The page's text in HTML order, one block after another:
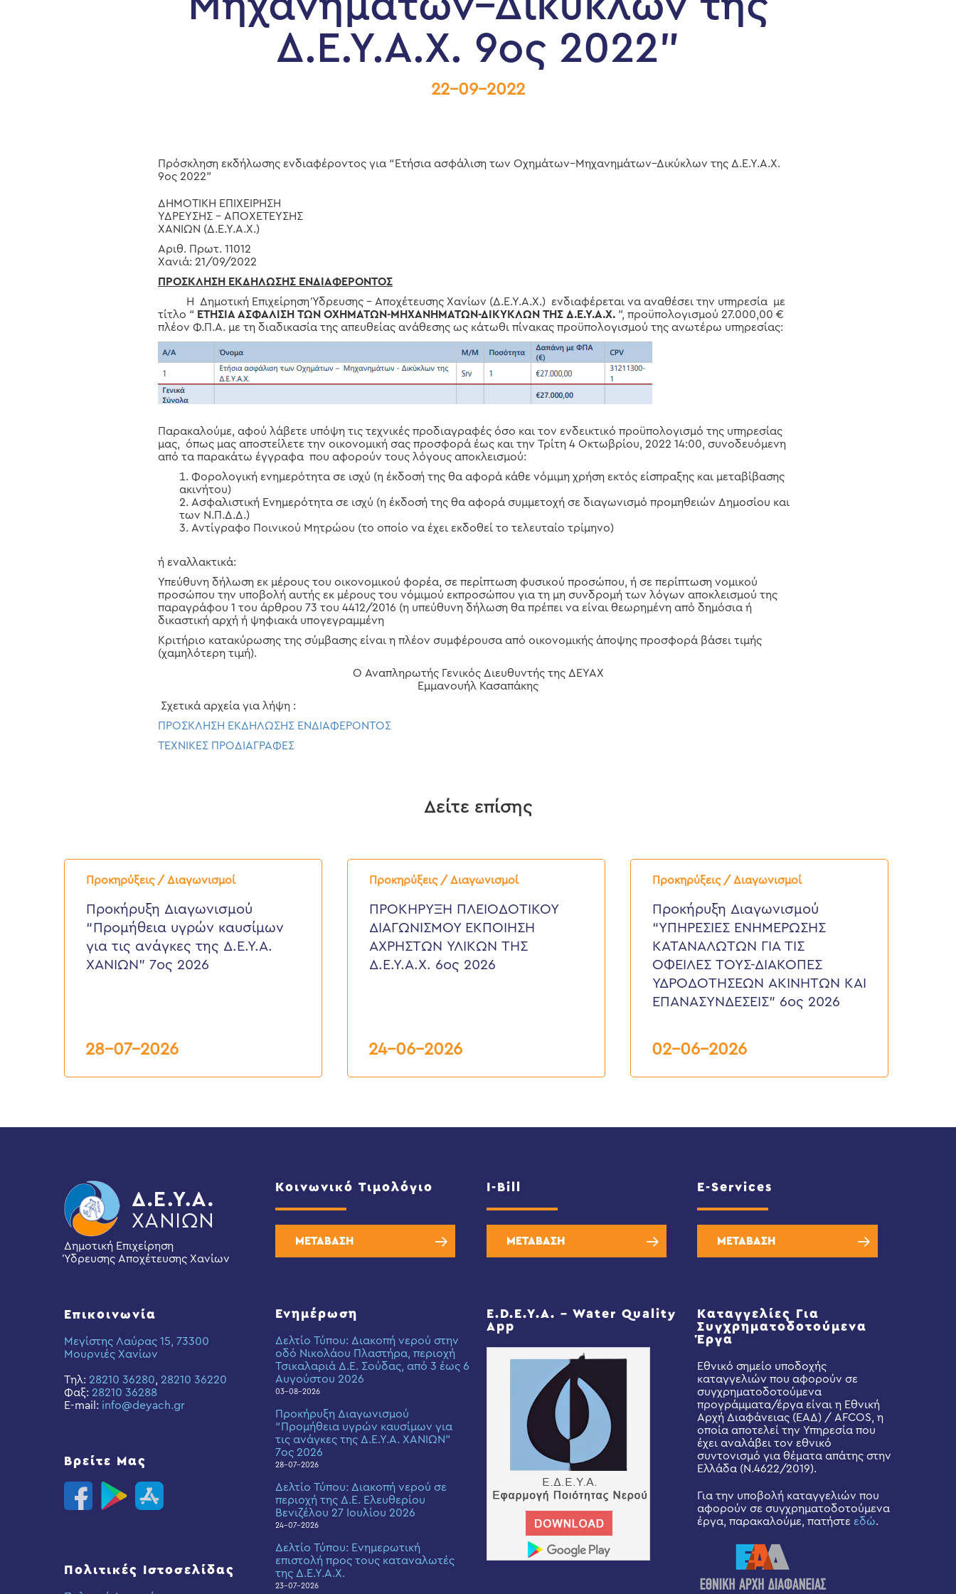
Δ.Ε.Υ.Α.Χ. 9ος 2022”
22-09-2022
Πρόσκληση εκδήλωσης ενδιαφέροντος για “Ετήσια ασφάλιση των Οχημάτων–Μηχανημάτων–Δικύκλων της Δ.Ε.Υ.Α.Χ.
9ος 2022”
ΔΗΜΟΤΙΚΗ ΕΠΙΧΕΙΡΗΣΗ
ΥΔΡΕΥΣΗΣ – ΑΠΟΧΕΤΕΥΣΗΣ
ΧΑΝΙΩΝ (Δ.Ε.Υ.Α.Χ.)
Αριθ. Πρωτ. 11012
Χανιά: 21/09/2022
ΠΡΟΣΚΛΗΣΗ ΕΚΔΗΛΩΣΗΣ ΕΝΔΙΑΦΕΡΟΝΤΟΣ
H Δημοτική Επιχείρηση Ύδρευσης – Αποχέτευσης Χανίων (Δ.Ε.Υ.Α.Χ.) ενδιαφέρεται να αναθέσει την υπηρεσία με
τίτλο “ ΕΤΗΣΙΑ ΑΣΦΑΛΙΣΗ ΤΩΝ ΟΧΗΜΑΤΩΝ-ΜΗΧΑΝΗΜΑΤΩΝ-ΔΙΚΥΚΛΩΝ ΤΗΣ Δ.Ε.Υ.Α.Χ. ”, προϋπολογισμού 27.000,00 €
πλέον Φ.Π.Α. με τη διαδικασία της απευθείας ανάθεσης ως κάτωθι πίνακας προϋπολογισμού της ανωτέρω υπηρεσίας:
Παρακαλούμε, αφού λάβετε υπόψη τις τεχνικές προδιαγραφές όσο και τον ενδεικτικό προϋπολογισμό της υπηρεσίας
μας, όπως μας αποστείλετε την οικονομική σας προσφορά έως και την Τρίτη 4 Οκτωβρίου, 2022 14:00, συνοδευόμενη
από τα παρακάτω έγγραφα που αφορούν τους λόγους αποκλεισμού:
Φορολογική ενημερότητα σε ισχύ (η έκδοσή της θα αφορά κάθε νόμιμη χρήση εκτός είσπραξης και μεταβίβασης
ακινήτου)
Ασφαλιστική Ενημερότητα σε ισχύ (η έκδοσή της θα αφορά συμμετοχή σε διαγωνισμό προμηθειών Δημοσίου και
των Ν.Π.Δ.Δ.)
Αντίγραφο Ποινικού Μητρώου (το οποίο να έχει εκδοθεί το τελευταίο τρίμηνο)
ή εναλλακτικά:
Υπεύθυνη δήλωση εκ μέρους του οικονομικού φορέα, σε περίπτωση φυσικού προσώπου, ή σε περίπτωση νομικού
προσώπου την υποβολή αυτής εκ μέρους του νόμιμού εκπροσώπου για τη μη συνδρομή των λόγων αποκλεισμού της
παραγράφου 1 του άρθρου 73 του 4412/2016 (η υπεύθυνη δήλωση θα πρέπει να είναι θεωρημένη από δημόσια ή
δικαστική αρχή ή ψηφιακά υπογεγραμμένη
Κριτήριο κατακύρωσης της σύμβασης είναι η πλέον συμφέρουσα από οικονομικής άποψης προσφορά βάσει τιμής
(χαμηλότερη τιμή).
Ο Αναπληρωτής Γενικός Διευθυντής της ΔΕΥΑΧ
Εμμανουήλ Κασαπάκης
Σχετικά αρχεία για λήψη :
ΠΡΟΣΚΛΗΣΗ ΕΚΔΗΛΩΣΗΣ ΕΝΔΙΑΦΕΡΟΝΤΟΣ
ΤΕΧΝΙΚΕΣ ΠΡΟΔΙΑΓΡΑΦΕΣ
Δείτε επίσης
Προκηρύξεις / Διαγωνισμοί
Προκήρυξη
Διαγωνισμού
υγρών
καυσίμων
ανάγκες
Προκήρυξη Διαγωνισμού
“Προμήθεια υγρών καυσίμων
για τις ανάγκες της Δ.Ε.Υ.Α.
ΧΑΝΙΩΝ” 7ος 2026
28-07-2026
Προκηρύξεις / Διαγωνισμοί
ΠΡΟΚΗΡΥΞΗ
ΠΛΕΙΟΔΟΤΙΚΟΥ
ΕΚΠΟΙΗΣΗ
ΑΧΡΗΣΤΩΝ
ΥΛΙΚΩΝ
Δ.Ε.Υ.Α.Χ.
ΠΡΟΚΗΡΥΞΗ ΠΛΕΙΟΔΟΤΙΚΟΥ
ΔΙΑΓΩΝΙΣΜΟΥ ΕΚΠΟΙΗΣΗ
ΑΧΡΗΣΤΩΝ ΥΛΙΚΩΝ ΤΗΣ
Δ.Ε.Υ.Α.Χ. 6ος 2026
24-06-2026
Προκηρύξεις / Διαγωνισμοί
Προκήρυξη
Διαγωνισμού
ΕΝΗΜΕΡΩΣΗΣ
ΚΑΤΑΝΑΛΩΤΩΝ
ΟΦΕΙΛΕΣ
ΤΟΥΣ-
ΔΙΑΚΟΠΕΣ
ΑΚΙΝΗΤΩΝ
2026
Προκήρυξη Διαγωνισμού
“ΥΠΗΡΕΣΙΕΣ ΕΝΗΜΕΡΩΣΗΣ
ΚΑΤΑΝΑΛΩΤΩΝ ΓΙΑ ΤΙΣ
ΟΦΕΙΛΕΣ ΤΟΥΣ-ΔΙΑΚΟΠΕΣ
ΥΔΡΟΔΟΤΗΣΕΩΝ ΑΚΙΝΗΤΩΝ ΚΑΙ
ΕΠΑΝΑΣΥΝΔΕΣΕΙΣ” 6ος 2026
02-06-2026
Δημοτική Επιχείρηση
Ύδρευσης Αποχέτευσης Χανίων
Επικοινωνία
Μεγίστης Λαύρας 15, 73300
Μουρνιές Χανίων
Τηλ: 28210 36280, 28210 36220
Φαξ: 28210 36288
E-mail: info@deyach.gr
Βρείτε Μας
Πολιτικές Ιστοσελίδας
Κοινωνικό Τιμολόγιο
ΜΕΤΑΒΑΣΗ
Ενημέρωση
Δελτίο Τύπου: Διακοπή νερού στην
οδό Νικολάου Πλαστήρα, περιοχή
Τσικαλαριά Δ.Ε. Σούδας, από 3 έως 6
Αυγούστου 2026
03-08-2026
Προκήρυξη Διαγωνισμού
“Προμήθεια υγρών καυσίμων για
τις ανάγκες της Δ.Ε.Υ.Α. ΧΑΝΙΩΝ”
7ος 2026
28-07-2026
Δελτίο Τύπου: Διακοπή νερού σε
περιοχή της Δ.Ε. Ελευθερίου
Βενιζέλου 27 Ιουλίου 2026
24-07-2026
Δελτίο Τύπου: Eνημερωτική
επιστολή προς τους καταναλωτές
της Δ.Ε.Υ.Α.Χ.
23-07-2026
I-Bill
ΜΕΤΑΒΑΣΗ
E.D.E.Y.A. – Water Quality
App
E-Services
ΜΕΤΑΒΑΣΗ
Καταγγελίες Για
Συγχρηματοδοτούμενα
Έργα
Εθνικό σημείο υποδοχής
καταγγελιών που αφορούν σε
συγχρηματοδοτούμενα
προγράμματα/έργα είναι η Εθνική
Αρχή Διαφάνειας (ΕΑΔ) / AFCOS, η
οποία αποτελεί την Υπηρεσία που
έχει αναλάβει τον εθνικό
συντονισμό για θέματα απάτης στην
Ελλάδα (Ν.4622/2019).
Για την υποβολή καταγγελιών που
αφορούν σε συγχρηματοδοτούμενα
έργα, παρακαλούμε, πατήστε εδώ.